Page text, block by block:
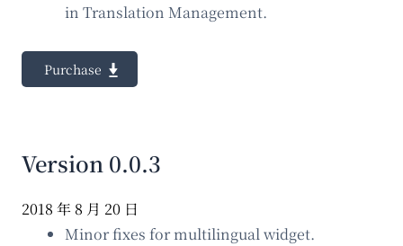
in Translation Management.
Purchase
Version 0.0.3
2018 年 8 月 20 日
Minor fixes for multilingual widget.